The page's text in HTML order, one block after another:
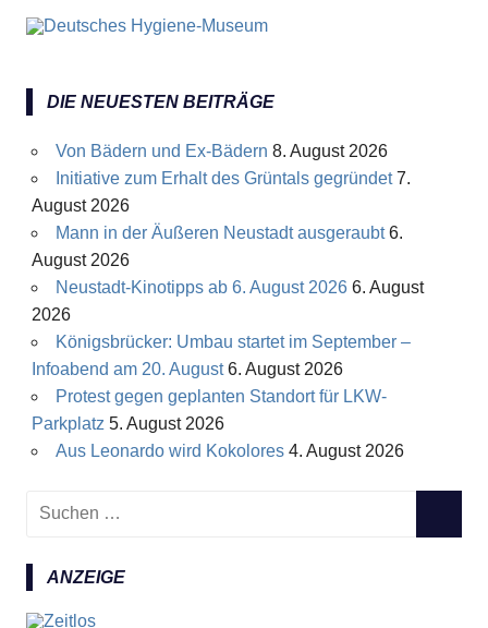
DIE NEUESTEN BEITRÄGE
Von Bädern und Ex-Bädern 8. August 2026
Initiative zum Erhalt des Grüntals gegründet 7.
August 2026
Mann in der Äußeren Neustadt ausgeraubt 6.
August 2026
Neustadt-Kinotipps ab 6. August 2026 6. August
2026
Königsbrücker: Umbau startet im September –
Infoabend am 20. August 6. August 2026
Protest gegen geplanten Standort für LKW-
Parkplatz 5. August 2026
Aus Leonardo wird Kokolores 4. August 2026
e
ANZEIGE